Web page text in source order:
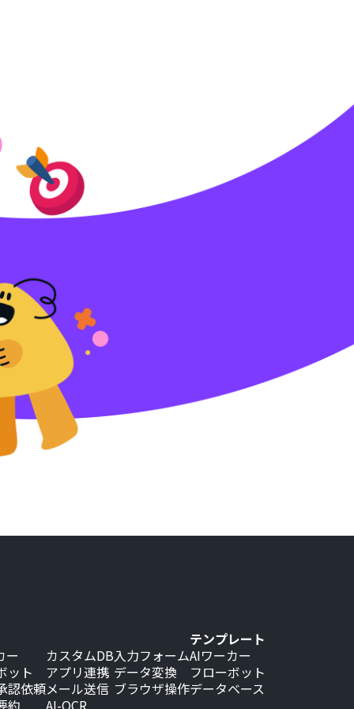
ー
ット
認依頼
約
カスタムDB
アプリ連携
メール送信
AI-OCR
入力フォーム
データ変換
ブラウザ操作
テンプレート
AIワーカー
フローボット
データベース